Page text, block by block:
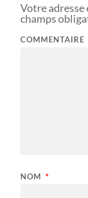
Votre adresse
champs
COMMENTAIRE
NOM *